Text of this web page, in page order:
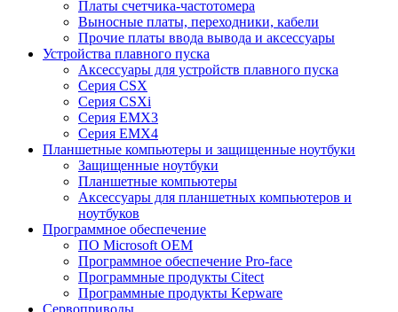
Платы счетчика-частотомера
Выносные платы, переходники, кабели
Прочие платы ввода вывода и аксессуары
Устройства плавного пуска
Аксессуары для устройств плавного пуска
Серия CSX
Серия CSXi
Серия EMX3
Серия EMX4
Планшетные компьютеры и защищенные ноутбуки
Защищенные ноутбуки
Планшетные компьютеры
Аксессуары для планшетных компьютеров и
ноутбуков
Программное обеспечение
ПО Microsoft OEM
Программное обеспечение Pro-face
Программные продукты Citect
Программные продукты Kepware
Сервоприводы